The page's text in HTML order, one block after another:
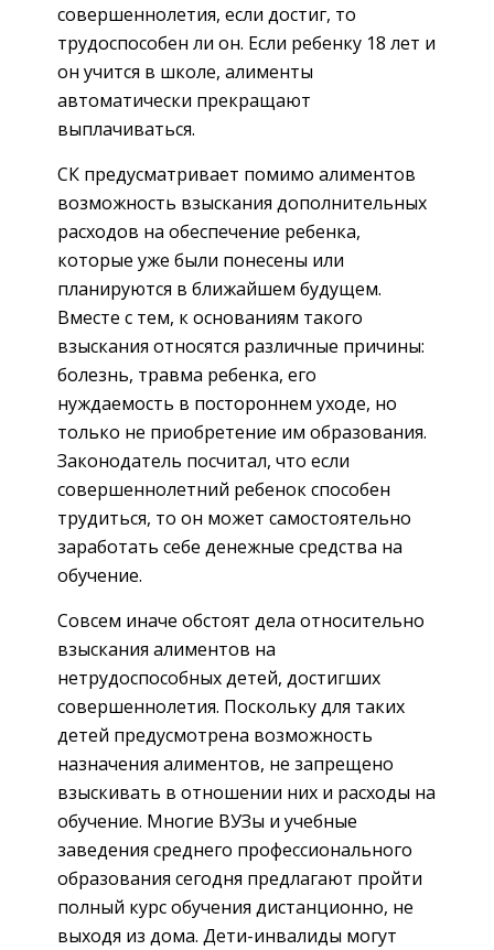
совершеннолетия, если достиг, то
трудоспособен ли он. Если ребенку 18 лет и
он учится в школе, алименты
автоматически прекращают
выплачиваться.
СК предусматривает помимо алиментов
возможность взыскания дополнительных
расходов на обеспечение ребенка,
которые уже были понесены или
планируются в ближайшем будущем.
Вместе с тем, к основаниям такого
взыскания относятся различные причины:
болезнь, травма ребенка, его
нуждаемость в постороннем уходе, но
только не приобретение им образования.
Законодатель посчитал, что если
совершеннолетний ребенок способен
трудиться, то он может самостоятельно
заработать себе денежные средства на
обучение.
Совсем иначе обстоят дела относительно
взыскания алиментов на
нетрудоспособных детей, достигших
совершеннолетия. Поскольку для таких
детей предусмотрена возможность
назначения алиментов, не запрещено
взыскивать в отношении них и расходы на
обучение. Многие ВУЗы и учебные
заведения среднего профессионального
образования сегодня предлагают пройти
полный курс обучения дистанционно, не
выходя из дома. Дети-инвалиды могут